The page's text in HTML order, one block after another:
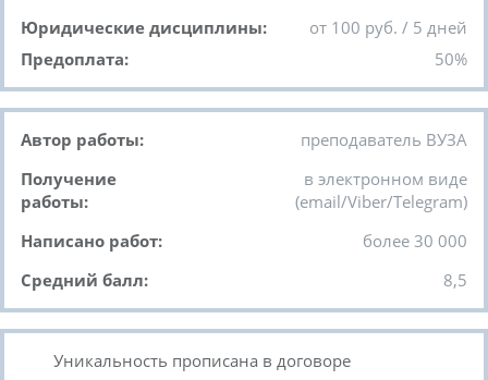
Юридические дисциплины:
от 100 руб. / 5 дней
Предоплата:
50%
Автор работы:
преподаватель ВУЗА
Получение
работы:
в электронном виде
(email/Viber/Telegram)
Написано работ:
более 30 000
Средний балл:
8,5
Уникальность прописана в договоре